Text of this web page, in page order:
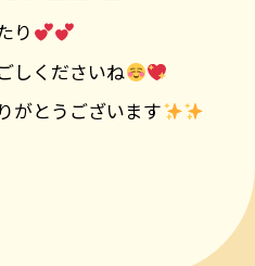
り
しくださいね
がとうございます